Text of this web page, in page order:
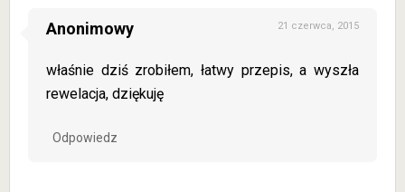
Anonimowy 21 czerwca, 2015
właśnie dziś zrobiłem, łatwy przepis, a wyszła
rewelacja, dziękuję
Odpowiedz